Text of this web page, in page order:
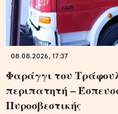
08.08.2026, 17:37
Φαράγγι του
περιπατητή –
Πυροσβεστικής